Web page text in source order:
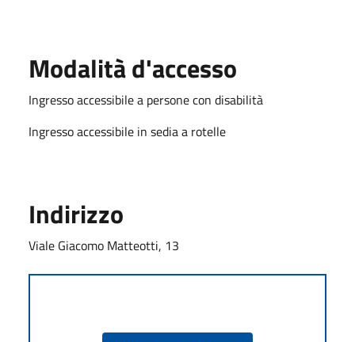
Modalità d'accesso
Ingresso accessibile a persone con disabilità
Ingresso accessibile in sedia a rotelle
Indirizzo
Viale Giacomo Matteotti, 13